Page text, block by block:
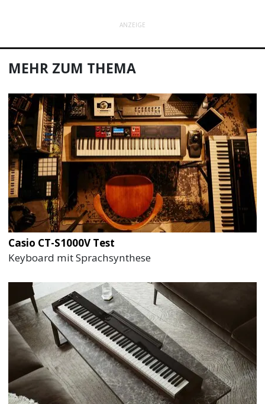
ANZEIGE
MEHR ZUM THEMA
Casio CT-S1000V Test
Keyboard mit Sprachsynthese